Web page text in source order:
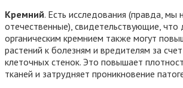
Кремний. Есть исследования (правда, мы
отечественные), свидетельствующие, что
органическим кремнием также могут
растений к болезням и вредителям за
клеточных стенок. Это повышает
тканей и затрудняет проникновение